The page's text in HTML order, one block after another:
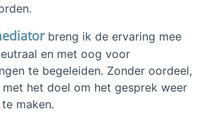
breng ik de ervaring mee
en met oog voor
te begeleiden. Zonder oordeel,
het doel om het gesprek weer
maken.